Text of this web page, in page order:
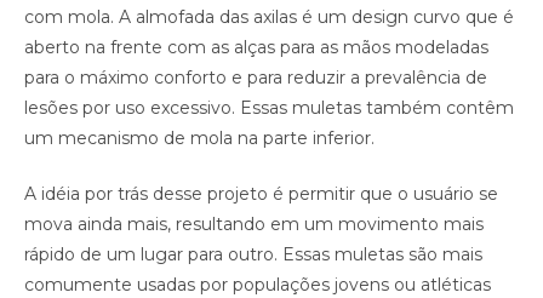
com mola. A almofada das axilas é um design curvo que é
aberto na frente com as alças para as mãos modeladas
para o máximo conforto e para reduzir a prevalência de
lesões por uso excessivo. Essas muletas também contêm
um mecanismo de mola na parte inferior.
A idéia por trás desse projeto é permitir que o usuário se
mova ainda mais, resultando em um movimento mais
rápido de um lugar para outro. Essas muletas são mais
comumente usadas por populações jovens ou atléticas